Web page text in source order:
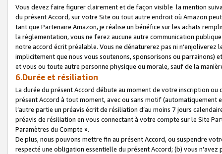
Vous devez faire figurer clairement et de façon visible la mention
du présent Accord, sur votre Site ou tout autre endroit où Amazon
tant que Partenaire Amazon, je réalise un bénéfice sur les achats
la réglementation, vous ne ferez aucune autre communication
notre accord écrit préalable. Vous ne dénaturerez pas ni
implicitement que nous vous soutenons, sponsorisons ou parrainons)
et vous ou toute autre personne physique ou morale, sauf de la
6.Durée et résiliation
La durée du présent Accord débute au moment de votre inscription
présent Accord à tout moment, avec ou sans motif (automatiquement
l’autre partie un préavis écrit de résiliation d’au moins 7 jours
préavis de résiliation en vous connectant à votre compte sur le Site
Paramètres du Compte ».
De plus, nous pouvons mettre fin au présent Accord, ou suspendre
respecté une obligation essentielle du présent Accord; (b) vous